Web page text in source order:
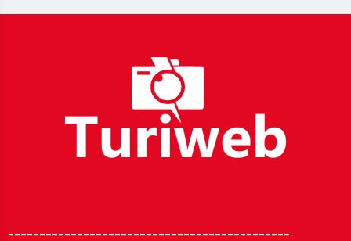
_____________________________________________